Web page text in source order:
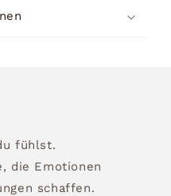
fühlst.
die Emotionen
schaffen.